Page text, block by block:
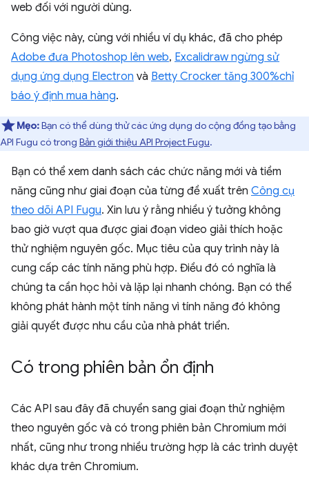
web đối với người dùng.
Công việc này, cùng với nhiều ví dụ khác, đã cho phép
Adobe đưa Photoshop lên web, Excalidraw ngừng sử
dụng ứng dụng Electron và Betty Crocker tăng 300%chỉ
báo ý định mua hàng.
Mẹo:Bạn có thể dùng thử các ứng dụng do cộng đồng tạo bằng
API Fugu có trong Bản giới thiệu API Project Fugu.
Bạn có thể xem danh sách các chức năng mới và tiềm
năng cũng như giai đoạn của từng đề xuất trên Công cụ
theo dõi API Fugu. Xin lưu ý rằng nhiều ý tưởng không
bao giờ vượt qua được giai đoạn video giải thích hoặc
thử nghiệm nguyên gốc. Mục tiêu của quy trình này là
cung cấp các tính năng phù hợp. Điều đó có nghĩa là
chúng ta cần học hỏi và lặp lại nhanh chóng. Bạn có thể
không phát hành một tính năng vì tính năng đó không
giải quyết được nhu cầu của nhà phát triển.
Có trong phiên bản ổn định
Các API sau đây đã chuyển sang giai đoạn thử nghiệm
theo nguyên gốc và có trong phiên bản Chromium mới
nhất, cũng như trong nhiều trường hợp là các trình duyệt
khác dựa trên Chromium.